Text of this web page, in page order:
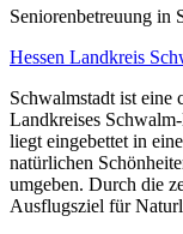
Senioren­betreuung in
Hessen Landkreis
Schwalmstadt ist eine
Landkreises
liegt eingebettet in
natürlichen
umgeben. Durch die
Ausflugsziel für